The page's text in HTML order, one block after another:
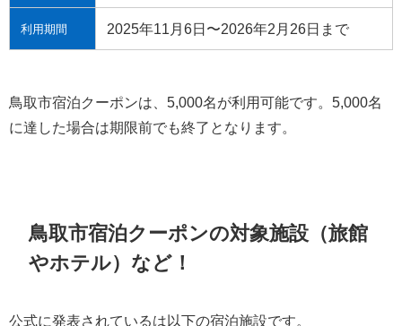
利用期間 2025年11月6日〜2026年2月26日まで
鳥取市宿泊クーポンは、5,000名が利用可能です。5,000名
に達した場合は期限前でも終了となります。
鳥取市宿泊クーポンの対象施設（旅館
やホテル）など！
公式に発表されているは以下の宿泊施設です。